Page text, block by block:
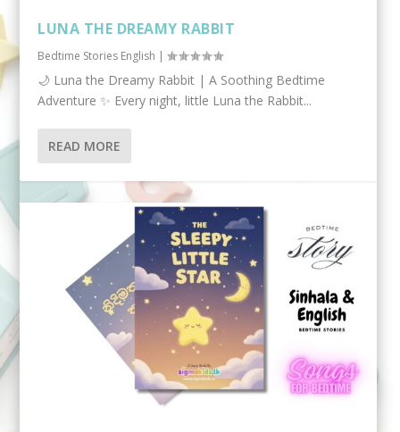
LUNA THE DREAMY RABBIT
Bedtime Stories English |
🌙 Luna the Dreamy Rabbit | A Soothing Bedtime
Adventure ✨ Every night, little Luna the Rabbit...
READ MORE